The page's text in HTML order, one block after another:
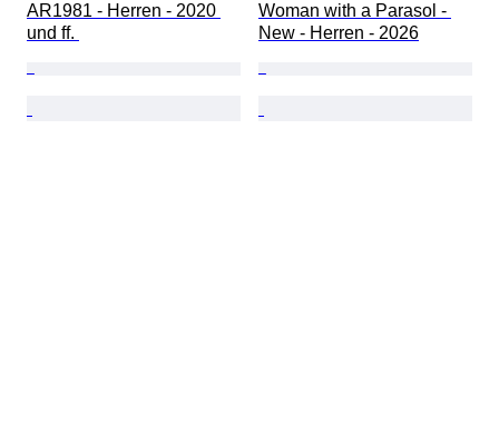
AR1981 - Herren - 2020
und ff.
Woman with a Parasol -
New - Herren - 2026